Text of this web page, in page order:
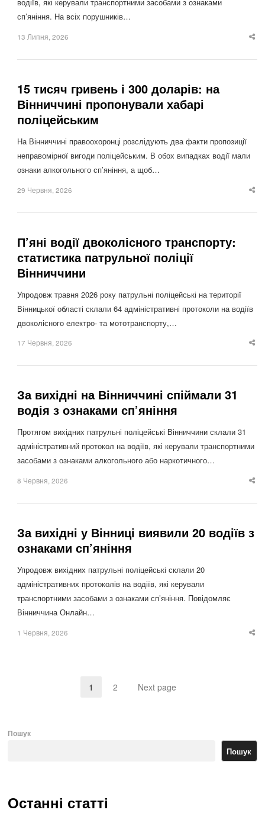
сп’яніння. На всіх порушників…
13 Липня, 2026
15 тисяч гривень і 300 доларів: на
Вінниччині пропонували хабарі
поліцейським
На Вінниччині правоохоронці розслідують два факти пропозиції
неправомірної вигоди поліцейським. В обох випадках водії мали
ознаки алкогольного сп’яніння, а щоб…
29 Червня, 2026
П’яні водії двоколісного транспорту:
статистика патрульної поліції
Вінниччини
Упродовж травня 2026 року патрульні поліцейські на території
Вінницької області склали 64 адміністративні протоколи на водіїв
двоколісного електро- та мототранспорту,…
17 Червня, 2026
За вихідні на Вінниччині спіймали 31
водія з ознаками сп’яніння
Протягом вихідних патрульні поліцейські Вінниччини склали 31
адміністративний протокол на водіїв, які керували транспортними
засобами з ознаками алкогольного або наркотичного…
8 Червня, 2026
За вихідні у Вінниці виявили 20 водіїв з
ознаками сп’яніння
Упродовж вихідних патрульні поліцейські склали 20
адміністративних протоколів на водіїв, які керували
транспортними засобами з ознаками сп’яніння. Повідомляє
Вінниччина Онлайн…
1 Червня, 2026
Page
1 Page
2 Next page
Пошук
Пошук
Останні статті